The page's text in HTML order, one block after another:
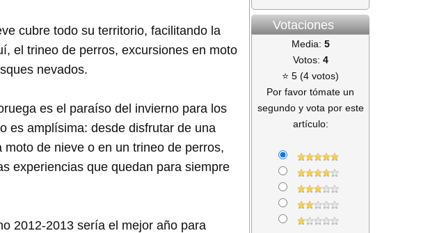
cubre todo su territorio, facilitando la
el trineo de perros, excursiones en moto
nevados.
es el paraíso del invierno para los
es amplísima: desde disfrutar de una
de nieve o en un trineo de perros,
experiencias que quedan para siempre
2012-2013 sería el mejor año para
Votaciones
Media: 5
Votos: 4
⭐ 5 (4 votos)
Por favor tómate un
segundo y vota por este
artículo: